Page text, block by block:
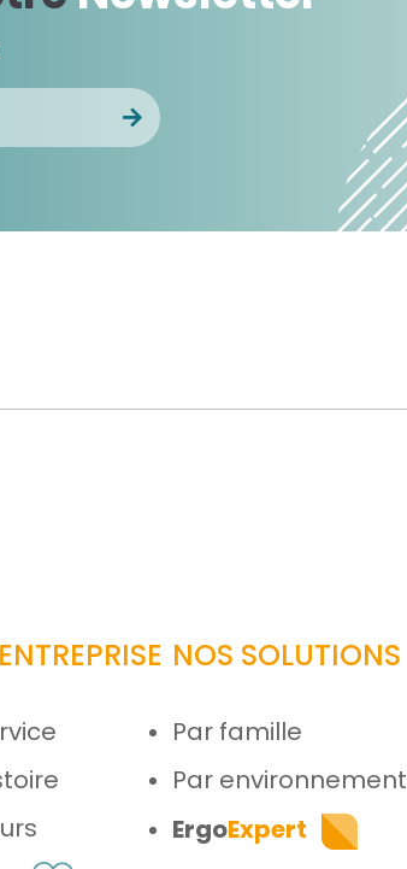
NOS SOLUTIONS
Par famille
Par environnement
ErgoExpert